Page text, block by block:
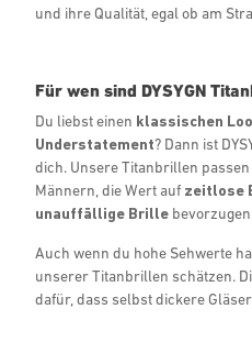
und ihre Qualität, egal ob am
Für wen sind DYSYGN
Du liebst einen klassischen
Understatement? Dann ist
dich. Unsere Titanbrillen
Männern, die Wert auf zeitlose
unauffällige Brille bevorzugen.
Auch wenn du hohe Sehwerte
unserer Titanbrillen schätzen.
dafür, dass selbst dickere